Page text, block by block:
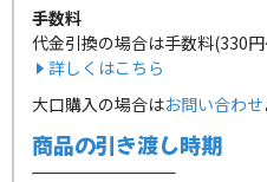
手数料
代金引換の場合は手数料(330円
詳しくはこちら
大口購入の場合はお問い合わせ
商品の引き渡し時期